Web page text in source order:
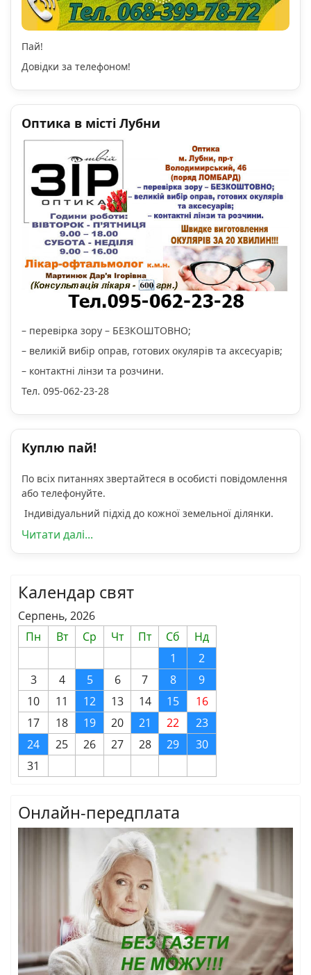
Пай!
Довідки за телефоном!
Оптика в місті Лубни
– перевірка зору – БЕЗКОШТОВНО;
– великій вибір оправ, готових окулярів та аксесуарів;
– контактні лінзи та розчини.
Тел. 095-062-23-28
Куплю пай!
По всіх питаннях звертайтеся в особисті повідомлення
або телефонуйте.
Індивідуальний підхід до кожної земельної ділянки.
Читати далі...
Календар свят
Серпень, 2026
Пн
Вт Ср Чт Пт Сб
Нд
1
2
3
4 5 6 7 8
9
10
11 12 13 14 15
16
17
18 19 20 21 22
23
24
25 26 27 28 29
30
31
Онлайн-передплата